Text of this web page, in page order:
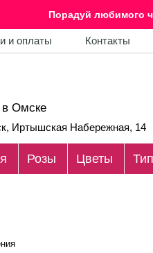
Порадуй любимого
и оплаты Контакты
в Омске
Иртышская Набережная, 14
Розы Цветы